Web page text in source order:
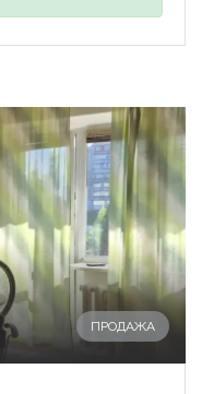
ПРОДАЖА